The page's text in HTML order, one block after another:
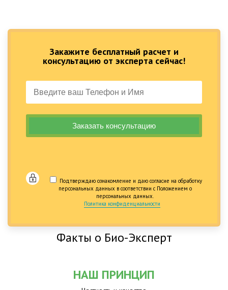
Закажите бесплатный расчет и
консультацию от эксперта сейчас!
Подтверждаю ознакомление и даю согласие на обработку
персональных данных в соответствии с Положением о
персональных данных.
Политика конфиденциальности
Факты о Био-Эксперт
НАШ ПРИНЦИП